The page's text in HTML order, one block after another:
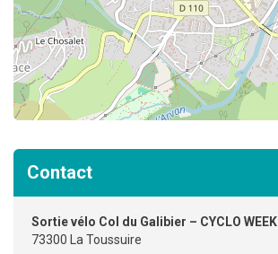
Contact
Sortie vélo Col du Galibier – CYCLO WEEK
73300 La Toussuire